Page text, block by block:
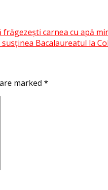
carnea cu apă
Bacalaureatul la
marked *